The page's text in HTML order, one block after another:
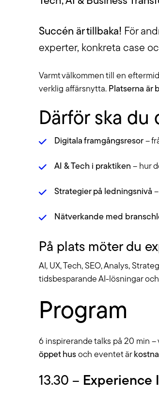
Succén är tillbaka! För
experter, konkreta case
Varmt välkommen till en
verklig affärsnytta. Platserna är
Därför ska du
Digitala framgångsresor –
AI & Tech i praktiken – hur
Strategier på ledningsnivå
Nätverkande med
På plats möter du
AI, UX, Tech, SEO, Analys,
tidsbesparande AI-lösningar
Program
6 inspirerande talks på 20 min –
öppet hus och eventet är
13.30 – Experience